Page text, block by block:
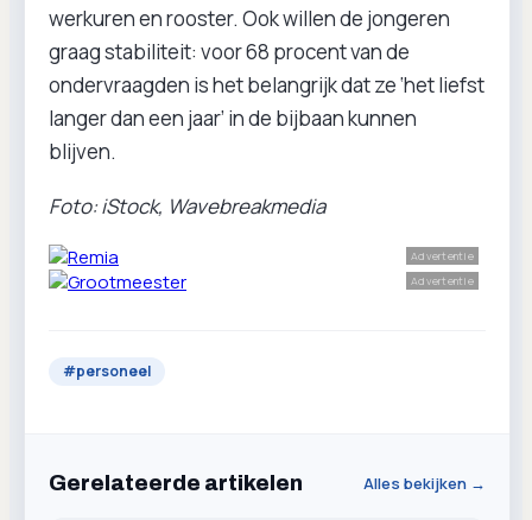
werkuren en rooster. Ook willen de jongeren
graag stabiliteit: voor 68 procent van de
ondervraagden is het belangrijk dat ze ‘het liefst
langer dan een jaar’ in de bijbaan kunnen
blijven.
Foto: iStock, Wavebreakmedia
Advertentie
Advertentie
#personeel
Gerelateerde artikelen Alles bekijken →